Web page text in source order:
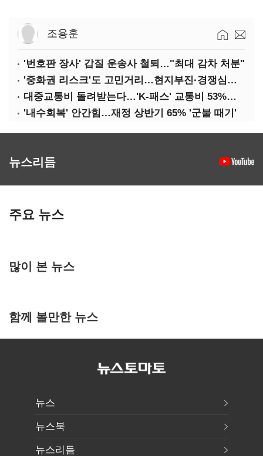
조용훈
'번호판 장사' 갑질 운송사 철퇴…"최대 감차 처분"
'중화권 리스크'도 고민거리…현지부진·경쟁심화·양안냉각
대중교통비 돌려받는다…'K-패스' 교통비 53%까지 환급
'내수회복' 안간힘…재정 상반기 65% '군불 때기'
뉴스리듬
주요 뉴스
많이 본 뉴스
함께 볼만한 뉴스
뉴스
뉴스북
뉴스리듬